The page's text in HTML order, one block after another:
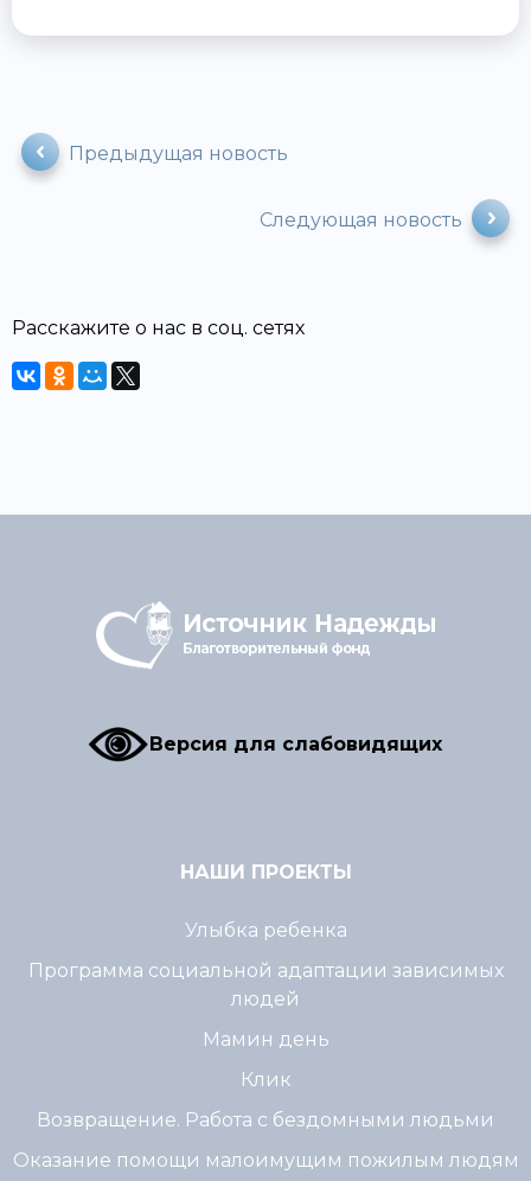
Предыдущая новость
Следующая новость
Расскажите о нас в соц. сетях
Версия для слабовидящих
НАШИ ПРОЕКТЫ
Улыбка ребенка
Программа социальной адаптации зависимых
людей
Мамин день
Клик
Возвращение. Работа с бездомными людьми
Оказание помощи малоимущим пожилым людям